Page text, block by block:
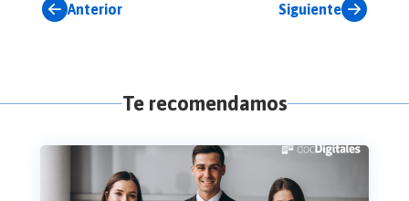
Anterior Siguiente
Te recomendamos